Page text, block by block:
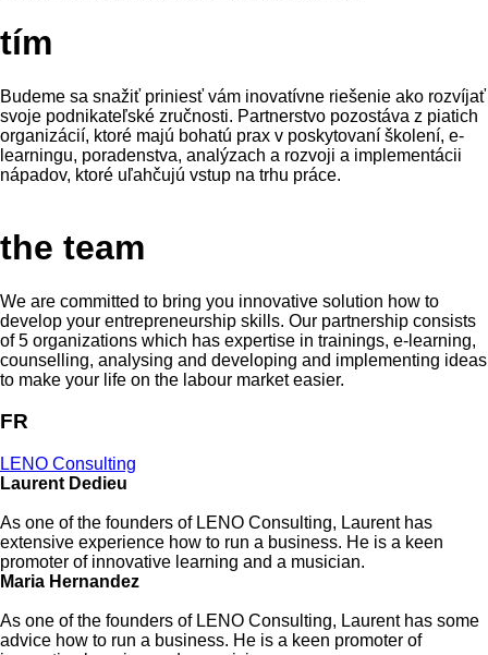
tím
Budeme sa snažiť priniesť vám inovatívne riešenie ako rozvíjať
svoje podnikateľské zručnosti. Partnerstvo pozostáva z piatich
organizácií, ktoré majú bohatú prax v poskytovaní školení, e-
learningu, poradenstva, analýzach a rozvoji a implementácii
nápadov, ktoré uľahčujú vstup na trhu práce.
the team
We are committed to bring you innovative solution how to
develop your entrepreneurship skills. Our partnership consists
of 5 organizations which has expertise in trainings, e-learning,
counselling, analysing and developing and implementing ideas
to make your life on the labour market easier.
FR
LENO Consulting
Laurent Dedieu
As one of the founders of LENO Consulting, Laurent has
extensive experience how to run a business. He is a keen
promoter of innovative learning and a musician.
Maria Hernandez
As one of the founders of LENO Consulting, Laurent has some
advice how to run a business. He is a keen promoter of